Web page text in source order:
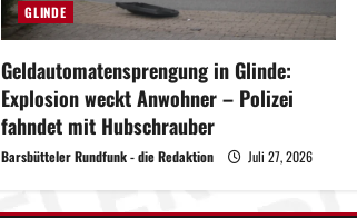
GLINDE
Geldautomatensprengung in Glinde:
Explosion weckt Anwohner – Polizei
fahndet mit Hubschrauber
Barsbütteler Rundfunk - die Redaktion Juli 27, 2026